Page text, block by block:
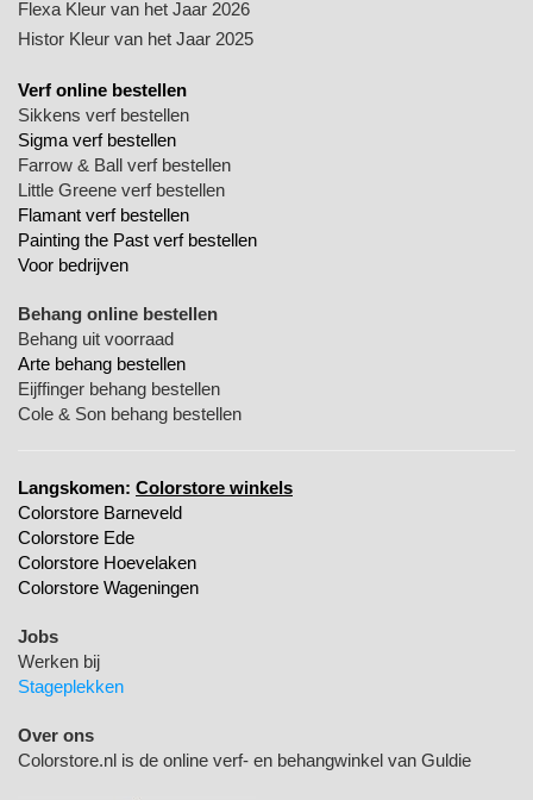
Flexa Kleur van het Jaar 2026
Histor Kleur van het Jaar 2025
Verf online bestellen
Sikkens verf bestellen
Sigma verf bestellen
Farrow & Ball verf bestellen
Little Greene verf bestellen
Flamant verf bestellen
Painting the Past verf bestellen
Voor bedrijven
Behang online bestellen
Behang uit voorraad
Arte behang bestellen
Eijffinger behang bestellen
Cole & Son behang bestellen
Langskomen: Colorstore winkels
Colorstore Barneveld
Colorstore Ede
Colorstore Hoevelaken
Colorstore Wageningen
Jobs
Werken bij
Stageplekken
Over ons
Colorstore.nl is de online verf- en behangwinkel van Guldie